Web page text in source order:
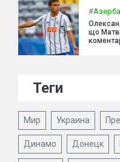
#
що
Теги
Мир Украина
Динамо Донецк